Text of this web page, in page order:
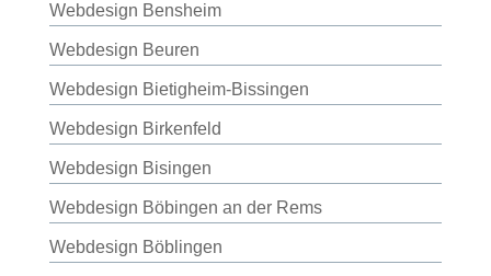
Webdesign Bensheim
Webdesign Beuren
Webdesign Bietigheim-Bissingen
Webdesign Birkenfeld
Webdesign Bisingen
Webdesign Böbingen an der Rems
Webdesign Böblingen